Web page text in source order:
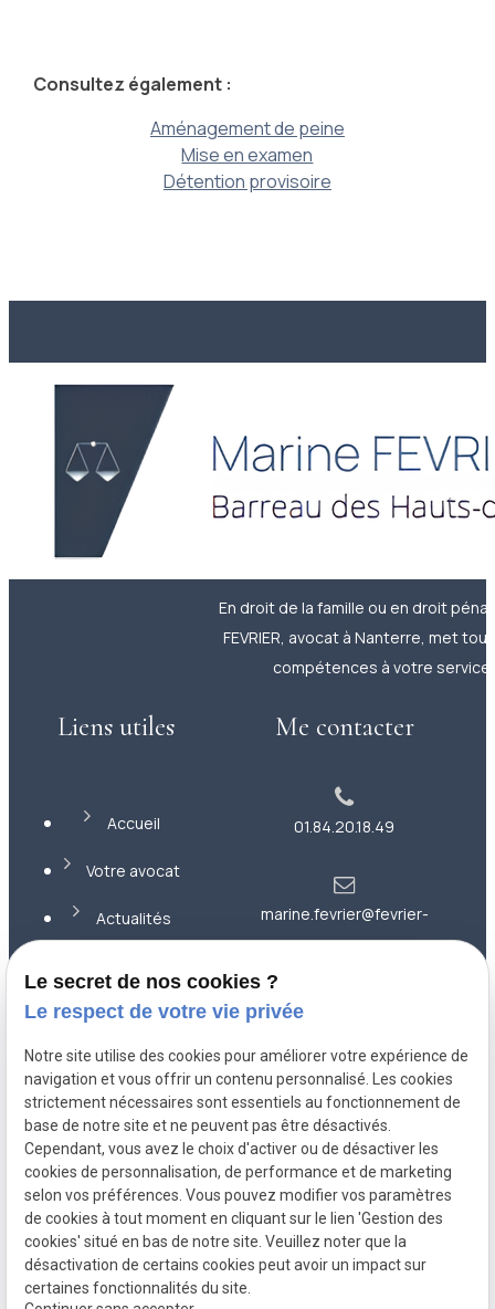
Consultez également :
Aménagement de peine
Mise en examen
Détention provisoire
En droit de la famille ou en droit
FEVRIER, avocat à Nanterre, met
compétences à votre service.
Liens utiles
Accueil
Votre avocat
Actualités
Mentions légales
Politique de
confidentialité
Gestion des
cookies
Me contacter
01.84.20.18.49
marine.fevrier@fevrier-
avocat.com
Montesquieu92000 NANTERRE
Le secret de nos cookies ?
Le respect de votre vie privée
Notre site utilise des cookies pour améliorer votre expérience de
navigation et vous offrir un contenu personnalisé. Les cookies
strictement nécessaires sont essentiels au fonctionnement de
base de notre site et ne peuvent pas être désactivés.
Cependant, vous avez le choix d'activer ou de désactiver les
cookies de personnalisation, de performance et de marketing
selon vos préférences. Vous pouvez modifier vos paramètres
de cookies à tout moment en cliquant sur le lien 'Gestion des
cookies' situé en bas de notre site. Veuillez noter que la
désactivation de certains cookies peut avoir un impact sur
certaines fonctionnalités du site.